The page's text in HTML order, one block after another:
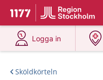
Till startsidan för 1177
Du har valt region
Logga in
på 1177.se
Sköldkörteln